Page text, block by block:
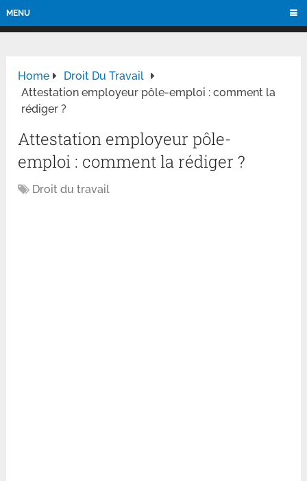
MENU
Home
Droit Du Travail
Attestation employeur pôle-emploi : comment la
rédiger ?
Attestation employeur pôle-
emploi : comment la rédiger ?
Droit du travail